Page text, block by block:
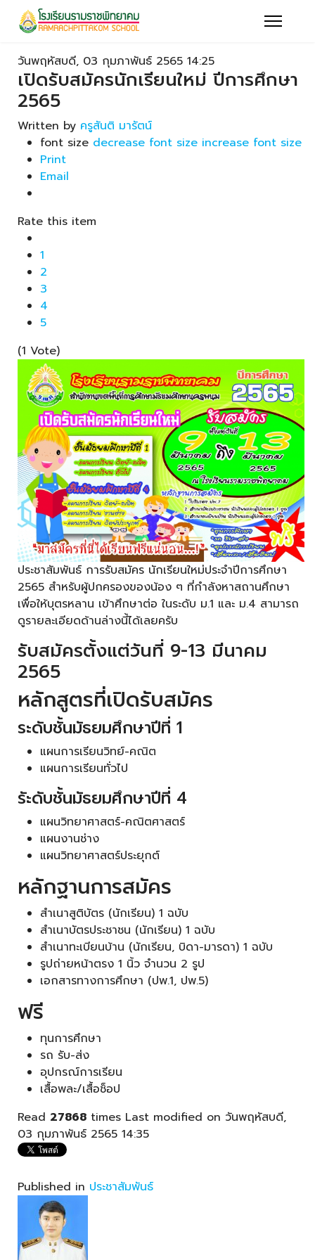
วันพฤหัสบดี, 03 กุมภาพันธ์ 2565 14:25
เปิดรับสมัครนักเรียนใหม่ ปีการศึกษา
2565
Written by ครูสันติ มารัตน์
font size decrease font size increase font size
Print
Email
Rate this item
1
2
3
4
5
(1 Vote)
ประชาสัมพันธ์ การรับสมัคร นักเรียนใหม่ประจำปีการศึกษา
2565 สำหรับผู้ปกครองของน้อง ๆ ที่กำลังหาสถานศึกษา
เพื่อให้บุตรหลาน เข้าศึกษาต่อ ในระดับ ม.1 และ ม.4 สามารถ
ดูรายละเอียดด้านล่างนี้ได้เลยครับ
รับสมัครตั้งแต่วันที่ 9-13 มีนาคม
2565
หลักสูตรที่เปิดรับสมัคร
ระดับชั้นมัธยมศึกษาปีที่ 1
แผนการเรียนวิทย์-คณิต
แผนการเรียนทั่วไป
รัะดับชั้นมัธยมศึกษาปีที่ 4
แผนวิทยาศาสตร์-คณิตศาสตร์
แผนงานช่าง
แผนวิทยาศาสตร์ประยุกต์
หลักฐานการสมัคร
สำเนาสูติบัตร (นักเรียน) 1 ฉบับ
สำเนาบัตรประชาชน (นักเรียน) 1 ฉบับ
สำเนาทะเบียนบ้าน (นักเรียน, บิดา-มารดา) 1 ฉบับ
รูปถ่ายหน้าตรง 1 นิ้ว จำนวน 2 รูป
เอกสารทางการศึกษา (ปพ.1, ปพ.5)
ฟรี
ทุนการศึกษา
รถ รับ-ส่ง
อุปกรณ์การเรียน
เสื้อพละ/เสื้อช็อป
Read 27868 times Last modified on วันพฤหัสบดี,
03 กุมภาพันธ์ 2565 14:35
Published in ประชาสัมพันธ์